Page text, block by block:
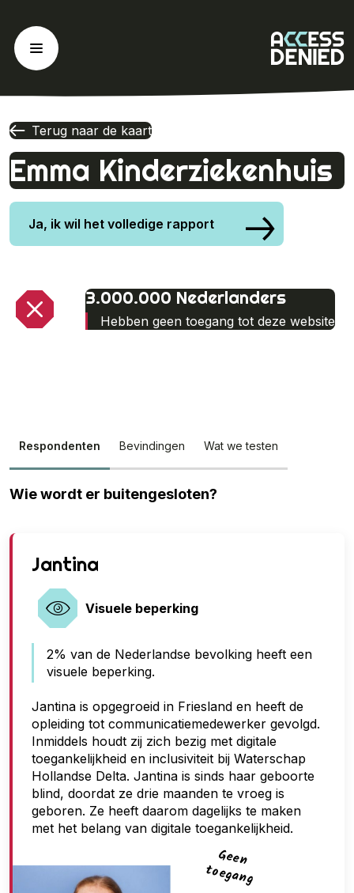
naar
inhoud
Terug naar de kaart
Emma Kinderziekenhuis
Ja, ik wil het volledige rapport
3.000.000 Nederlanders
Hebben geen toegang tot deze website
Respondenten Bevindingen Wat we testen
Wie wordt er buitengesloten?
G
e
o
e
g
a
n
g
Jantina
Visuele beperking
2% van de Nederlandse bevolking heeft een
visuele beperking.
Jantina is opgegroeid in Friesland en heeft de
opleiding tot communicatiemedewerker gevolgd.
Inmiddels houdt zij zich bezig met digitale
toegankelijkheid en inclusiviteit bij Waterschap
Hollandse Delta. Jantina is sinds haar geboorte
blind, doordat ze drie maanden te vroeg is
geboren. Ze heeft daarom dagelijks te maken
met het belang van digitale toegankelijkheid.
G
een
toegan
g